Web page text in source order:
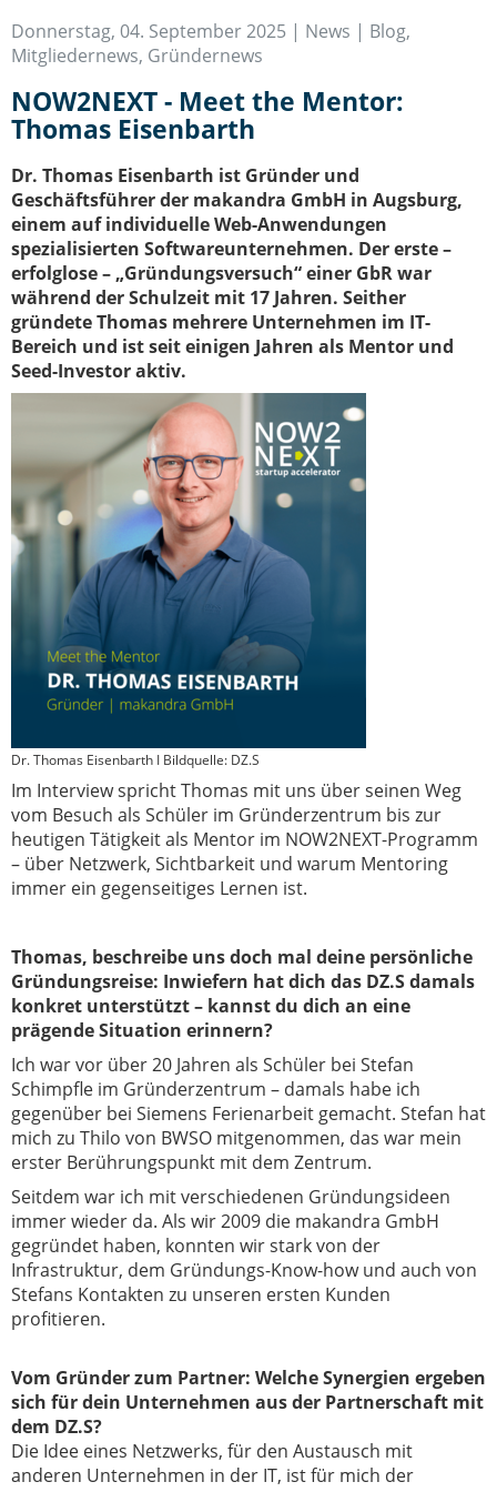
Start-Up Augsburg
Donnerstag, 04. September 2025 | News | Blog,
Mitgliedernews, Gründernews
NOW2NEXT - Meet the Mentor:
Thomas Eisenbarth
Dr. Thomas Eisenbarth ist Gründer und
Geschäftsführer der makandra GmbH in Augsburg,
einem auf individuelle Web-Anwendungen
spezialisierten Softwareunternehmen. Der erste –
erfolglose – „Gründungsversuch“ einer GbR war
während der Schulzeit mit 17 Jahren. Seither
gründete Thomas mehrere Unternehmen im IT-
Bereich und ist seit einigen Jahren als Mentor und
Seed-Investor aktiv.
Dr. Thomas Eisenbarth I Bildquelle: DZ.S
Im Interview spricht Thomas mit uns über seinen Weg
vom Besuch als Schüler im Gründerzentrum bis zur
heutigen Tätigkeit als Mentor im NOW2NEXT-Programm
– über Netzwerk, Sichtbarkeit und warum Mentoring
immer ein gegenseitiges Lernen ist.
Thomas, beschreibe uns doch mal deine persönliche
Gründungsreise: Inwiefern hat dich das DZ.S damals
konkret unterstützt – kannst du dich an eine
prägende Situation erinnern?
Ich war vor über 20 Jahren als Schüler bei Stefan
Schimpfle im Gründerzentrum – damals habe ich
gegenüber bei Siemens Ferienarbeit gemacht. Stefan hat
mich zu Thilo von BWSO mitgenommen, das war mein
erster Berührungspunkt mit dem Zentrum.
Seitdem war ich mit verschiedenen Gründungsideen
immer wieder da. Als wir 2009 die makandra GmbH
gegründet haben, konnten wir stark von der
Infrastruktur, dem Gründungs-Know-how und auch von
Stefans Kontakten zu unseren ersten Kunden
profitieren.
Vom Gründer zum Partner: Welche Synergien ergeben
sich für dein Unternehmen aus der Partnerschaft mit
dem DZ.S?
Die Idee eines Netzwerks, für den Austausch mit
anderen Unternehmen in der IT, ist für mich der